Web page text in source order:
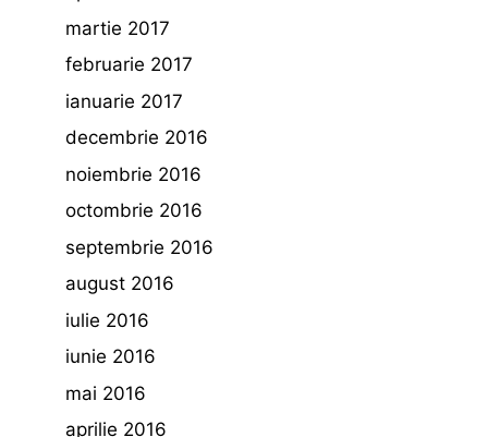
martie 2017
februarie 2017
ianuarie 2017
decembrie 2016
noiembrie 2016
octombrie 2016
septembrie 2016
august 2016
iulie 2016
iunie 2016
mai 2016
aprilie 2016